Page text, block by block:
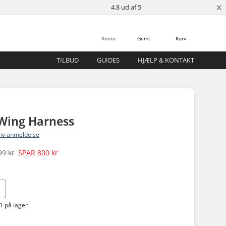
4.8 ud af 5 ×
Kurv
Gemt
Konto
TILBUD GUIDES HJÆLP & KONTAKT
Harness
anmeldelse
kr SPAR800 kr
på lager